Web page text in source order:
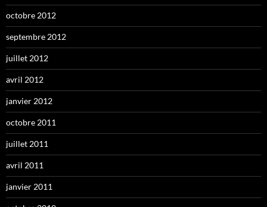
octobre 2012
septembre 2012
juillet 2012
avril 2012
janvier 2012
octobre 2011
juillet 2011
avril 2011
janvier 2011